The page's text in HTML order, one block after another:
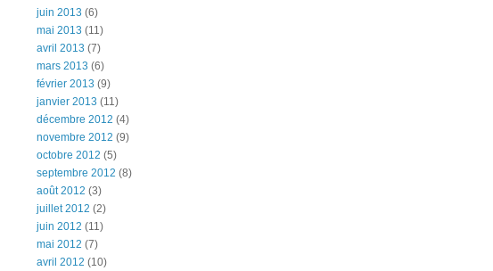
juin 2013 (6)
mai 2013 (11)
avril 2013 (7)
mars 2013 (6)
février 2013 (9)
janvier 2013 (11)
décembre 2012 (4)
novembre 2012 (9)
octobre 2012 (5)
septembre 2012 (8)
août 2012 (3)
juillet 2012 (2)
juin 2012 (11)
mai 2012 (7)
avril 2012 (10)